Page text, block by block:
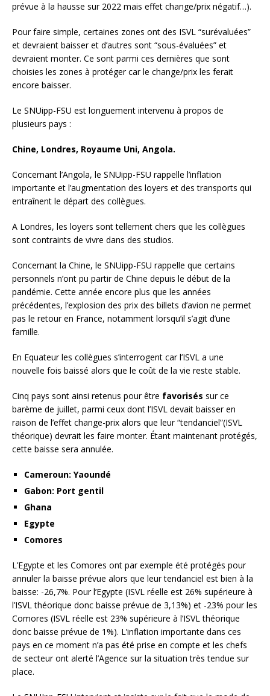
prévue à la hausse sur 2022 mais effet change/prix négatif…).
Pour faire simple, certaines zones ont des ISVL “surévaluées”
et devraient baisser et d’autres sont “sous-évaluées” et
devraient monter. Ce sont parmi ces dernières que sont
choisies les zones à protéger car le change/prix les ferait
encore baisser.
Le SNUipp-FSU est longuement intervenu à propos de
plusieurs pays :
Chine, Londres, Royaume Uni, Angola.
Concernant l’Angola, le SNUipp-FSU rappelle l’inflation
importante et l’augmentation des loyers et des transports qui
entraînent le départ des collègues.
A Londres, les loyers sont tellement chers que les collègues
sont contraints de vivre dans des studios.
Concernant la Chine, le SNUipp-FSU rappelle que certains
personnels n’ont pu partir de Chine depuis le début de la
pandémie. Cette année encore plus que les années
précédentes, l’explosion des prix des billets d’avion ne permet
pas le retour en France, notamment lorsqu’il s’agit d’une
famille.
En Equateur les collègues s’interrogent car l’ISVL a une
nouvelle fois baissé alors que le coût de la vie reste stable.
Cinq pays sont ainsi retenus pour être favorisés sur ce
barème de juillet, parmi ceux dont l’ISVL devait baisser en
raison de l’effet change-prix alors que leur “tendanciel”(ISVL
théorique) devrait les faire monter. Étant maintenant protégés,
cette baisse sera annulée.
Cameroun: Yaoundé
Gabon: Port gentil
Ghana
Egypte
Comores
L’Egypte et les Comores ont par exemple été protégés pour
annuler la baisse prévue alors que leur tendanciel est bien à la
baisse: -26,7%. Pour l’Egypte (ISVL réelle est 26% supérieure à
l’ISVL théorique donc baisse prévue de 3,13%) et -23% pour les
Comores (ISVL réelle est 23% supérieure à l’ISVL théorique
donc baisse prévue de 1%). L’inflation importante dans ces
pays en ce moment n’a pas été prise en compte et les chefs
de secteur ont alerté l’Agence sur la situation très tendue sur
place.